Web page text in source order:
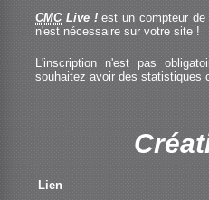
CMCLive !est un compteur de
n'est nécessaire sur votre site !
L'inscription n'est pas
souhaitez avoir des statistiques
Lien